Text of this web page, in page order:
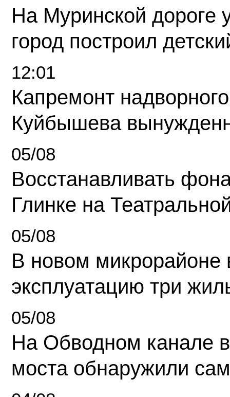
На Муринской дороге
город построил
12:01
Капремонт
Куйбышева
05/08
Восстанавливать
Глинке на
05/08
В новом микрорайоне
эксплуатацию три
05/08
На Обводном канале
моста обнаружили